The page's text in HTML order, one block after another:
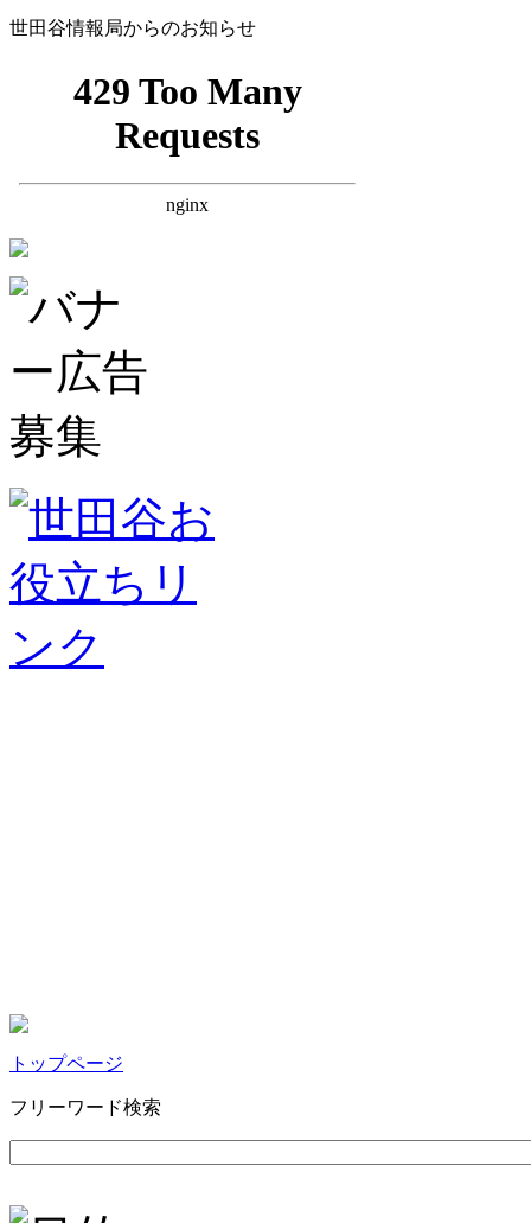
世田谷情報局からのお知らせ
トップページ
フリーワード検索